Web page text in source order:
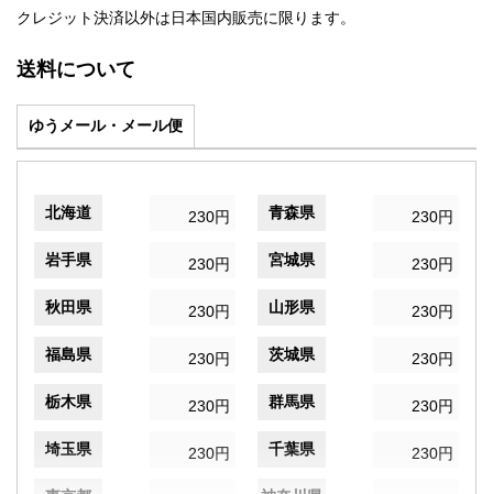
クレジット決済以外は日本国内販売に限ります。
送料について
ゆうメール・メール便
北海道 230円 青森県 230円
岩手県 230円 宮城県 230円
秋田県 230円 山形県 230円
福島県 230円 茨城県 230円
栃木県 230円 群馬県 230円
埼玉県 230円 千葉県 230円